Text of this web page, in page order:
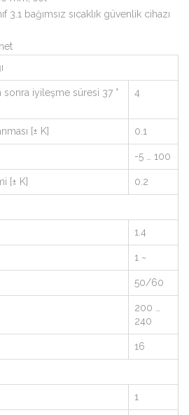
3.1 bağımsız sıcaklık güvenlik cihazı
sonra iyileşme süresi 37 °
4
[± K] 0.1
-5 … 100
[± K] 0.2
1.4
1 ~
50/60
200 …
240
16
1